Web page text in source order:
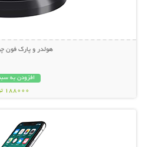
هولدر و پارک فون
افزودن به
188000 تومان
نمایش